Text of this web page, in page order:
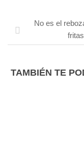
No es el
TAMBIÉN TE